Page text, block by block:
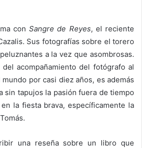
con Sangre de Reyes, el reciente
Sus fotografías sobre el torero
a la vez que asombrosas.
acompañamiento del fotógrafo al
por casi diez años, es además
sin tapujos la pasión fuera de tiempo
la fiesta brava, específicamente la
una reseña sobre un libro que